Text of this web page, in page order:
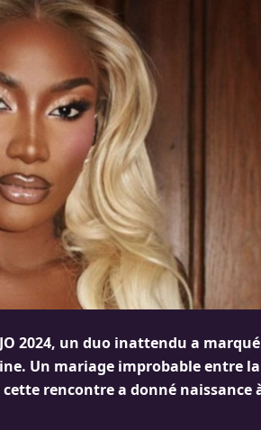
2024, un duo inattendu a
Un mariage improbable entre
rencontre a donné naissance